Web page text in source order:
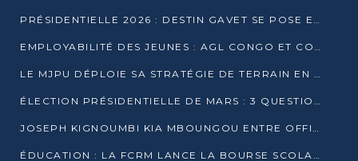
PRÉSIDENTIELLE 2026 : DESTIN GAVET SE POSE EN CANDIDAT DU « RAS-LE-BOL »
EMPLOYABILITÉ DES JEUNES : AGL CONGO ET CONGO TERMINAL S’ALLIENT À UCAC-ICAM
LE MJPU DÉPLOIE SA STRATÉGIE DE TERRAIN EN FAVEUR DE DSN
ÉLECTION PRÉSIDENTIELLE DE MARS : 3 QUESTIONS À UN EXPERT CONGOLAIS DE LA CYBERSÉCURITÉ
JOSEPH KIGNOUMBI KIA MBOUNGOU ENTRE OFFICIELLEMENT EN COURSE POUR LA PRÉSIDENTIELLE
ÉDUCATION : LA FCRM LANCE LA BOURSE SCOLAIRE FRANCINE-NTOUMI POUR PROMOUVOIR LES FILIÈRES SCIENTIFIQUES